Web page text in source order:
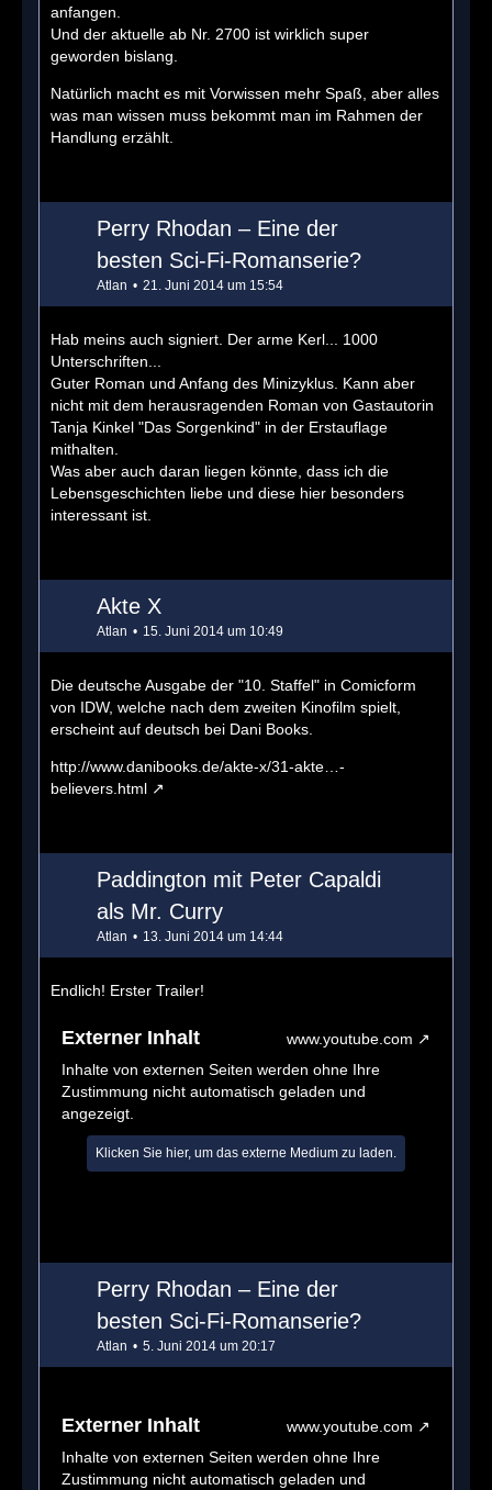
anfangen.
Und der aktuelle ab Nr. 2700 ist wirklich super
geworden bislang.
Natürlich macht es mit Vorwissen mehr Spaß, aber alles
was man wissen muss bekommt man im Rahmen der
Handlung erzählt.
Perry Rhodan – Eine der
besten Sci-Fi-Romanserie?
Atlan 21. Juni 2014 um 15:54
Hab meins auch signiert. Der arme Kerl... 1000
Unterschriften...
Guter Roman und Anfang des Minizyklus. Kann aber
nicht mit dem herausragenden Roman von Gastautorin
Tanja Kinkel "Das Sorgenkind" in der Erstauflage
mithalten.
Was aber auch daran liegen könnte, dass ich die
Lebensgeschichten liebe und diese hier besonders
interessant ist.
Akte X
Atlan 15. Juni 2014 um 10:49
Die deutsche Ausgabe der "10. Staffel" in Comicform
von IDW, welche nach dem zweiten Kinofilm spielt,
erscheint auf deutsch bei Dani Books.
http://www.danibooks.de/akte-x/31-akte…-
believers.html
Paddington mit Peter Capaldi
als Mr. Curry
Atlan 13. Juni 2014 um 14:44
Endlich! Erster Trailer!
Externer Inhalt
www.youtube.com
Inhalte von externen Seiten werden ohne Ihre
Zustimmung nicht automatisch geladen und
angezeigt.
Klicken Sie hier, um das externe Medium zu laden.
Perry Rhodan – Eine der
besten Sci-Fi-Romanserie?
Atlan 5. Juni 2014 um 20:17
Externer Inhalt
www.youtube.com
Inhalte von externen Seiten werden ohne Ihre
Zustimmung nicht automatisch geladen und